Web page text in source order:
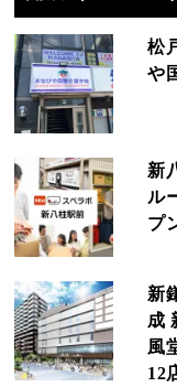
松
や
新
ル
プ
新
成
風
12